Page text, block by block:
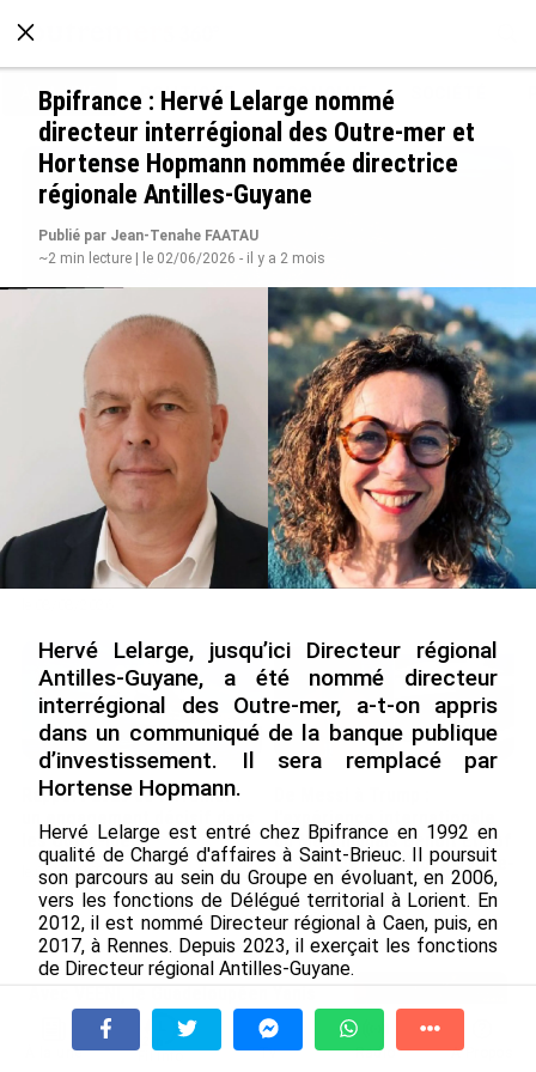
À LA UNE POLITIQUE ECONOMIE
SÉRIE. Histoire des chefs-lieux d’Outre-mer :
Nouméa, une capitale construite par le bagne,
le nickel et le Pacifique
Rapport 2025 de l’Ifremer :
les Outre-mer
le 07/08/2026
du Martiniquais Benoît Etinof
au service du Karibea Sainte-
Luce en Martinique
le 07/08/2026
Foy entend participer au
développement tourist...
À la une Tv Radio A Propos
Bpifrance : Hervé Lelarge nommé
directeur interrégional des Outre-mer et
Hortense Hopmann nommée directrice
régionale Antilles-Guyane
Publié par Jean-Tenahe FAATAU
~2 min lecture | le 02/06/2026 - il y a 2 mois
Hervé Lelarge, jusqu’ici Directeur régional
Antilles-Guyane, a été nommé directeur
interrégional des Outre-mer, a-t-on appris
dans un communiqué de la banque publique
d’investissement. Il sera remplacé par
Hortense Hopmann.
Hervé Lelarge est entré chez Bpifrance en 1992 en
qualité de Chargé d'affaires à Saint-Brieuc. Il poursuit
son parcours au sein du Groupe en évoluant, en 2006,
vers les fonctions de Délégué territorial à Lorient. En
2012, il est nommé Directeur régional à Caen, puis, en
2017, à Rennes. Depuis 2023, il exerçait les fonctions
de Directeur régional Antilles-Guyane.
Pour rappel, la Direction Outre-mer compte 25
collaborateurs et est située à Paris. Elle comprend les
directions régionales Antilles-Guyane et Océan Indien